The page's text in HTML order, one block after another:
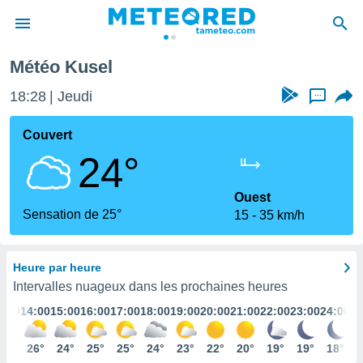
de
en
Météo Kusel
18:28 Jeudi ...
Couvert
24°
Sensation de 25°
Ouest
15
35 km/h
Heure par heure
Intervalles nuageux dans les prochaines heures
14:00
26°
15:00
24°
16:00
25°
17:00
25°
18:00
24°
19:00
23°
20:00
22°
21:00
20°
22:00
19°
23:00
19°
24:00
18°